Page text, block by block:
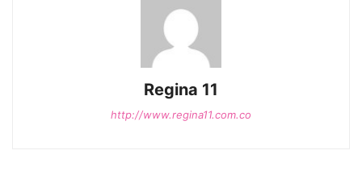
Regina 11
http://www.regina11.com.co